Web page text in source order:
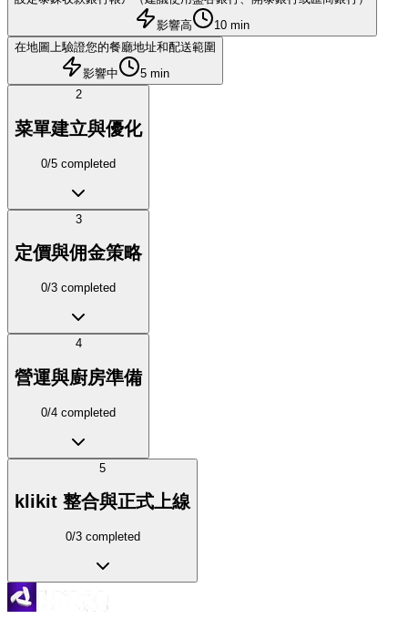
影響高
10 min
在地圖上驗證您的餐廳地址和配送範圍
影響中
5 min
2
菜單建立與優化
0/5 completed
3
定價與佣金策略
0/3 completed
4
營運與廚房準備
0/4 completed
5
klikit 整合與正式上線
0/3completed